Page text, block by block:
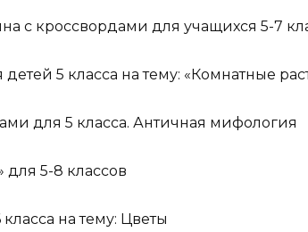
с кроссвордами для учащихся 5-7
5 класса на тему: «Комнатные
для 5 класса. Античная мифология
для 5-8 классов
на тему: Цветы